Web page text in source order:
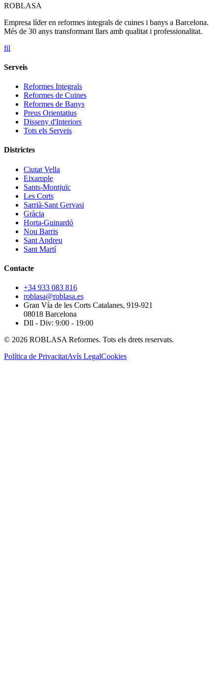
ROBLASA
Empresa líder en reformes integrals de cuines i banys a Barcelona.
Més de 30 anys transformant llars amb qualitat i professionalitat.
fil
Serveis
Reformes Integrals
Reformes de Cuines
Reformes de Banys
Preus Orientatius
Disseny d'Interiors
Tots els Serveis
Districtes
Ciutat Vella
Eixample
Sants-Montjuïc
Les Corts
Sarrià-Sant Gervasi
Gràcia
Horta-Guinardó
Nou Barris
Sant Andreu
Sant Martí
Contacte
+34 933 083 816
roblasa@roblasa.es
Gran Vía de les Corts Catalanes, 919-921
08018 Barcelona
Dll - Div: 9:00 - 19:00
© 2026 ROBLASA Reformes. Tots els drets reservats.
Política de PrivacitatAvís LegalCookies